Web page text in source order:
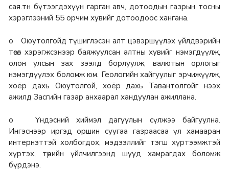
сая.тн бүтээгдэхүүн гарган авч, дотоодын газрын тосны
хэрэглээний 55 орчим хувийг дотоодоос хангана.
o Оюутолгойд түшиглэсэн алт цэвэршүүлэх үйлдвэрийн
төсөл хэрэгжсэнээр баяжуулсан алтны хувийг нэмэгдүүлж,
олон улсын зах зээлд борлуулж, валютын орлогыг
нэмэгдүүлэх боломж юм. Геологийн хайгуулыг эрчижүүлж,
хоёр дахь Оюутолгой, хоёр дахь Тавантолгойг нээх
ажилд Засгийн газар анхаарал хандуулан ажиллана.
o Үндэсний хиймэл дагуулын сүлжээ байгуулна.
Ингэснээр иргэд оршин суугаа газраасаа үл хамааран
интернэттэй холбогдох, мэдээллийг тэгш хүртээмжтэй
хүртэх, төрийн үйлчилгээнд шууд хамрагдах боломж
бүрдэнэ.